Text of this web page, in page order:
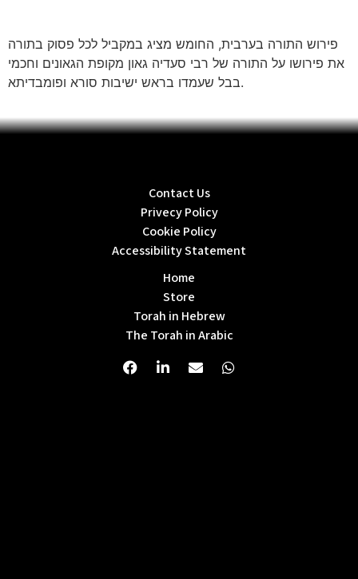
פירוש התורה בערבית, החומש מציג במקביל לכל פסוק בתורה
את פירושו על התורה של רבי סעדיה גאון מקופת הגאונים וחכמי
בבל שעמדו בראש ישיבות סורא ופומבדיתא.
Contact Us
Privecy Policy
Cookie Policy
Accessibility Statement
Home
Store
Torah in Hebrew
The Torah in Arabic